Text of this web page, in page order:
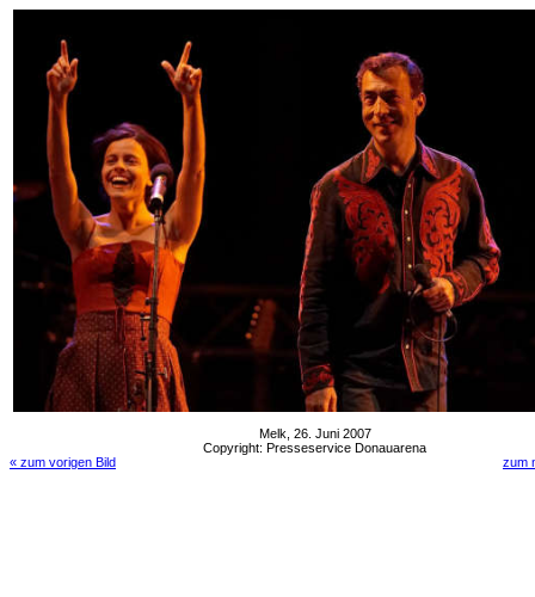
Melk, 26. Juni 2007
Copyright: Presseservice Donauarena
« zum vorigen Bild
zum